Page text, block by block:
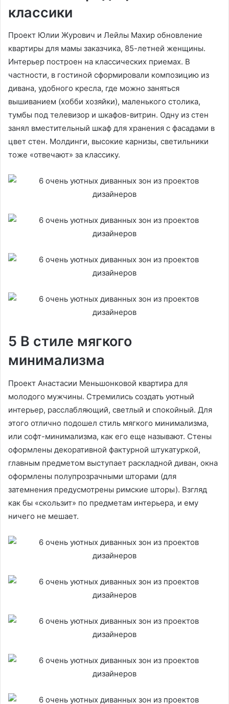
классики
Проект Юлии Журович и Лейлы Махир обновление
квартиры для мамы заказчика, 85-летней женщины.
Интерьер построен на классических приемах. В
частности, в гостиной сформировали композицию из
дивана, удобного кресла, где можно заняться
вышиванием (хобби хозяйки), маленького столика,
тумбы под телевизор и шкафов-витрин. Одну из стен
занял вместительный шкаф для хранения с фасадами в
цвет стен. Молдинги, высокие карнизы, светильники
тоже «отвечают» за классику.
5 В стиле мягкого
минимализма
Проект Анастасии Меньшонковой квартира для
молодого мужчины. Стремились создать уютный
интерьер, расслабляющий, светлый и спокойный. Для
этого отлично подошел стиль мягкого минимализма,
или софт-минимализма, как его еще называют. Стены
оформлены декоративной фактурной штукатуркой,
главным предметом выступает раскладной диван, окна
оформлены полупрозрачными шторами (для
затемнения предусмотрены римские шторы). Взгляд
как бы «скользит» по предметам интерьера, и ему
ничего не мешает.